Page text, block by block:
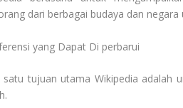
dari berbagai budaya dan
yang Dapat Di perbarui
satu tujuan utama Wikipedia adalah